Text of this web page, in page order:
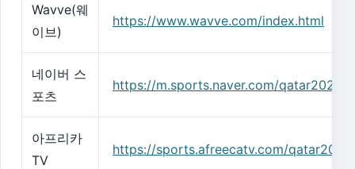
Wavve(웨
이브)
https://www.wavve.com/index.html
네이버 스
포츠
https://m.sports.naver.com/qatar2022/
아프리카
TV
https://sports.afreecatv.com/